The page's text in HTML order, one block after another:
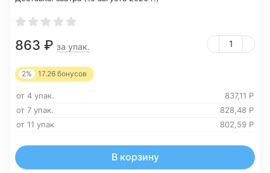
863 ₽ за упак.
2% 17.26 бонусов
от 4 упак. 837,11 Р
от 7 упак.
828,48 Р
от 11 упак
802,59 Р
В корзину